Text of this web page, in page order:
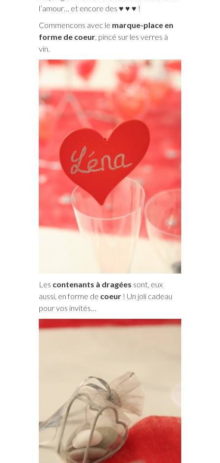
l’amour… et encore des ♥ ♥ ♥ !
Commencons avec le marque-place en
forme de coeur, pincé sur les verres à
vin.
Les contenants à dragées sont, eux
aussi, en forme de coeur ! Un joli cadeau
pour vos invités…